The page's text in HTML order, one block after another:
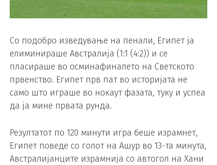
Со подобро изведување на пенали, Египет ја
елиминираше Австралија (1:1 (4:2)) и се
пласираше во осминафиналето на Светското
првенство. Египет прв пат во историјата не
само што играше во нокаут фазата, туку и успеа
да ја мине првата рунда.
Резултатот по 120 минути игра беше израмнет,
Египет поведе со голот на Ашур во 13-та минута,
Австралијанците израмнија со автогол на Хани